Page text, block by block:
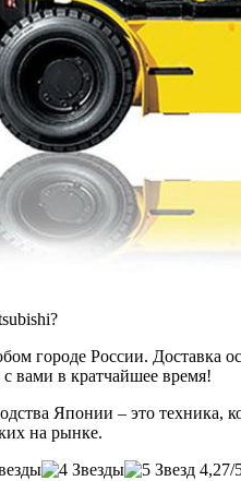
городе России. Доставка
вами в кратчайшее время!
Японии – это техника,
на рынке.
4,27/